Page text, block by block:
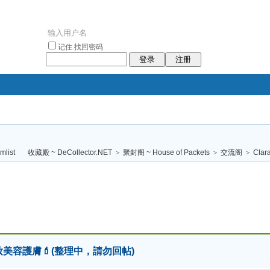
记住 找回密码
登录 注册
褔
袠袠袥眩褦
收藏殿 ~ DeCollector.NET > 聚封阁 ~ House of Packets > 交流阁 >
容護膚💄(整理中，請勿回帖)